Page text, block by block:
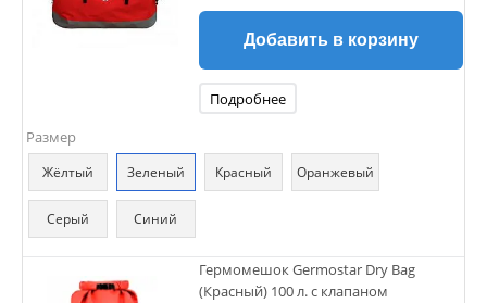
Добавить в корзину
Подробнее
Размер
Жёлтый Зеленый Красный Оранжевый
Серый Синий
Гермомешок Germostar Dry Bag
(Красный) 100 л. с клапаном